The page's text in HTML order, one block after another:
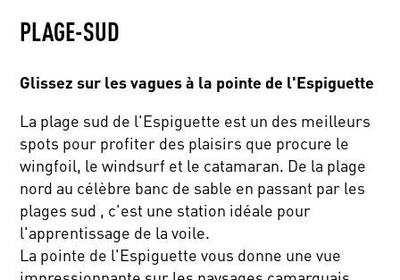
PLAGE-SUD
Glissez sur les vagues à la pointe de l'Espiguette
La plage sud de l'Espiguette est un des meilleurs
spots pour profiter des plaisirs que procure le
wingfoil, le windsurf et le catamaran. De la plage
nord au célèbre banc de sable en passant par les
plages sud , c'est une station idéale pour
l'apprentissage de la voile.
La pointe de l'Espiguette vous donne une vue